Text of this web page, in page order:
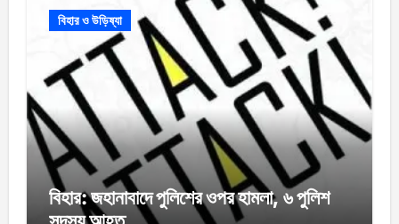
বিহার ও উড়িষ্যা
বিহার: জহানাবাদে পুলিশের ওপর হামলা, ৬ পুলিশ